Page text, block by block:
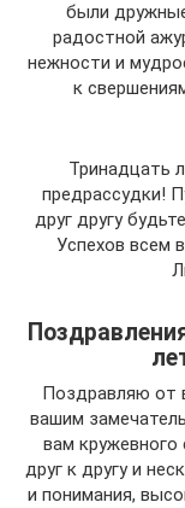
были
радостной
нежности и
к
Тринадцать
предрассудки!
друг другу
Успехов всем
Поздравляю от
вашим
вам
друг к другу и
и понимания,